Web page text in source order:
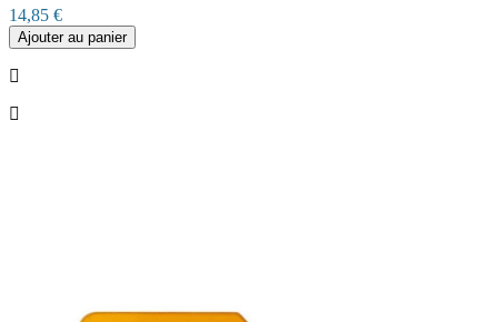
14,85 €
Ajouter au panier